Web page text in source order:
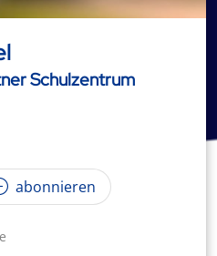
Schulzentrum
abonnieren